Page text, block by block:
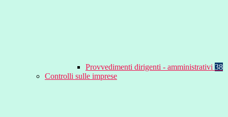
Provvedimenti dirigenti - amministrativi 38
Controlli sulle imprese